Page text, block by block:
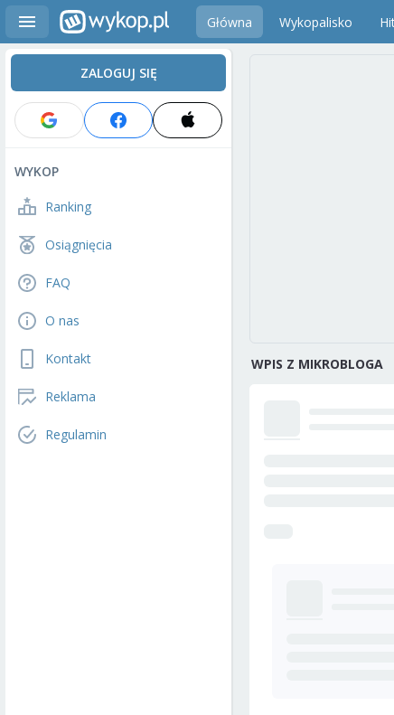
Główna Wykopalisko
ZALOGUJ SIĘ
WYKOP
Ranking
Osiągnięcia
FAQ
O nas
Kontakt
Reklama
Regulamin
WPIS Z MIKROBLOGA